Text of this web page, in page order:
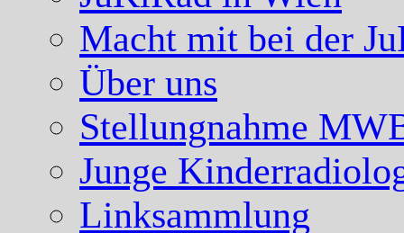
Macht mit bei der
Über uns
Stellungnahme
Junge
Linksammlung